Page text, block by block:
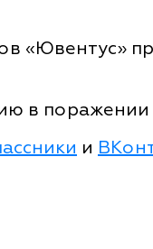
«Ювентус»
в поражении
и